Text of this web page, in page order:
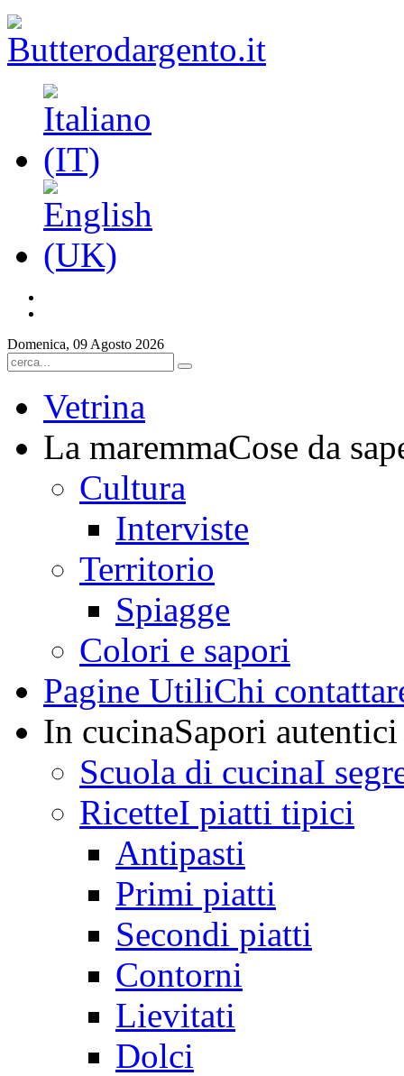
Domenica, 09 Agosto 2026
Vetrina
La maremmaCose da
Cultura
Interviste
Territorio
Spiagge
Colori e sapori
Pagine UtiliChi
In cucinaSapori autentici
Scuola di cucinaI
RicetteI piatti tipici
Antipasti
Primi piatti
Secondi piatti
Contorni
Lievitati
Dolci